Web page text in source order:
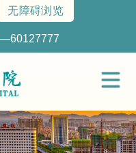
无障碍浏览